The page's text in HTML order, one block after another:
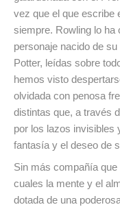
vez que el que escribe
siempre. Rowling lo ha
personaje nacido de
Potter, leídas sobre
hemos visto
olvidada con penosa
distintas que, a través
por los lazos invisibles
fantasía y el deseo de
Sin más compañía
cuales la mente y el
dotada de una